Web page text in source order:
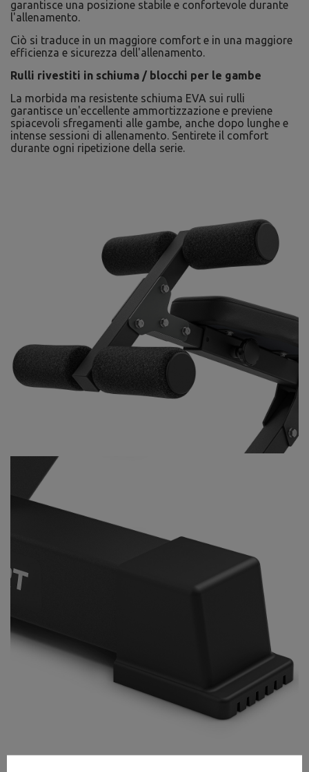
garantisce una posizione stabile e confortevole durante
l'allenamento.
Ciò si traduce in un maggiore comfort e in una maggiore
efficienza e sicurezza dell'allenamento.
Rulli rivestiti in schiuma / blocchi per le gambe
La morbida ma resistente schiuma EVA sui rulli
garantisce un'eccellente ammortizzazione e previene
spiacevoli sfregamenti alle gambe, anche dopo lunghe e
intense sessioni di allenamento. Sentirete il comfort
durante ogni ripetizione della serie.